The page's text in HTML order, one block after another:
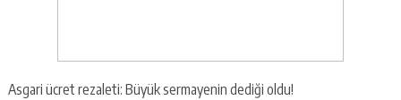
Asgari ücret rezaleti: Büyük sermayenin dediği oldu!